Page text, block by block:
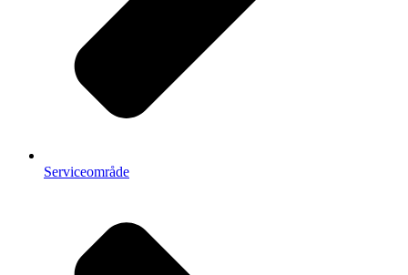
Serviceområde